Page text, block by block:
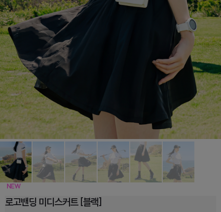
로고밴딩 미디스커트 [블랙]